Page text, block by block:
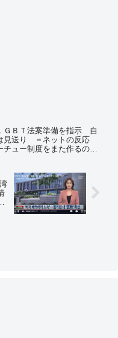
ＧＢＴ法案準備を指示 自
見送り ＝ネットの反応
チュー制度をまた作るの